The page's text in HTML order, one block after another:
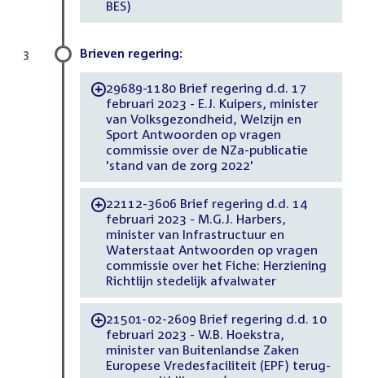
BES)
Brieven regering:
-29689-1180 Brief regering d.d. 17
februari 2023 - E.J. Kuipers, minister
van Volksgezondheid, Welzijn en
Sport Antwoorden op vragen
commissie over de NZa-publicatie
'stand van de zorg 2022'
-22112-3606 Brief regering d.d. 14
februari 2023 - M.G.J. Harbers,
minister van Infrastructuur en
Waterstaat Antwoorden op vragen
commissie over het Fiche: Herziening
Richtlijn stedelijk afvalwater
-21501-02-2609 Brief regering d.d. 10
februari 2023 - W.B. Hoekstra,
minister van Buitenlandse Zaken
Europese Vredesfaciliteit (EPF) terug-
3